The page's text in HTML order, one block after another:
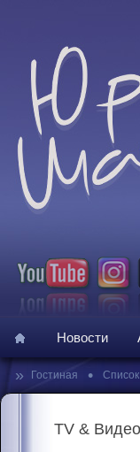
Новости
» Гостиная •
TV & Видео